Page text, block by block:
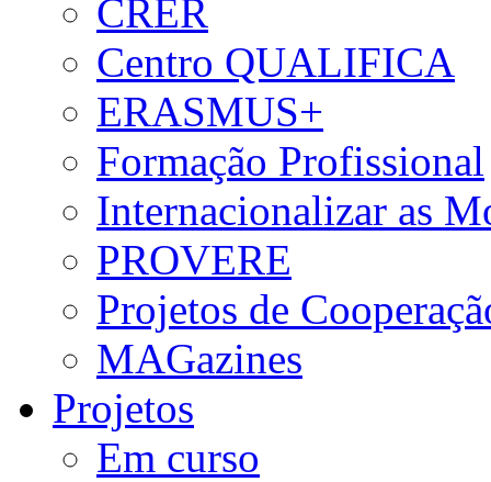
CRER
Centro QUALIFICA
ERASMUS+
Formação Profissional
Internacionalizar as
PROVERE
Projetos de
MAGazines
Projetos
Em curso